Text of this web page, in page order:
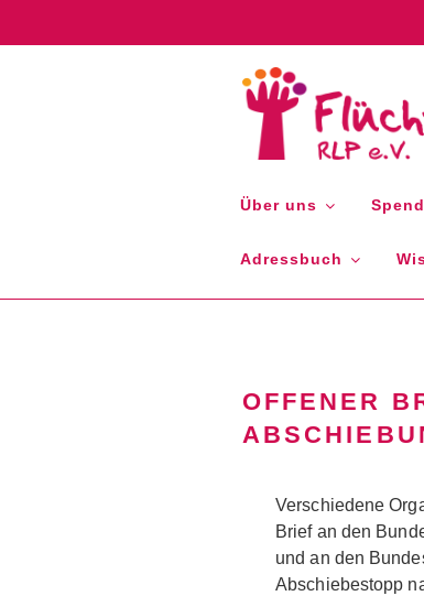
Über uns
Adressbuch
OFFENER
Verschiedene
Brief an den
und an den
Abschiebestopp